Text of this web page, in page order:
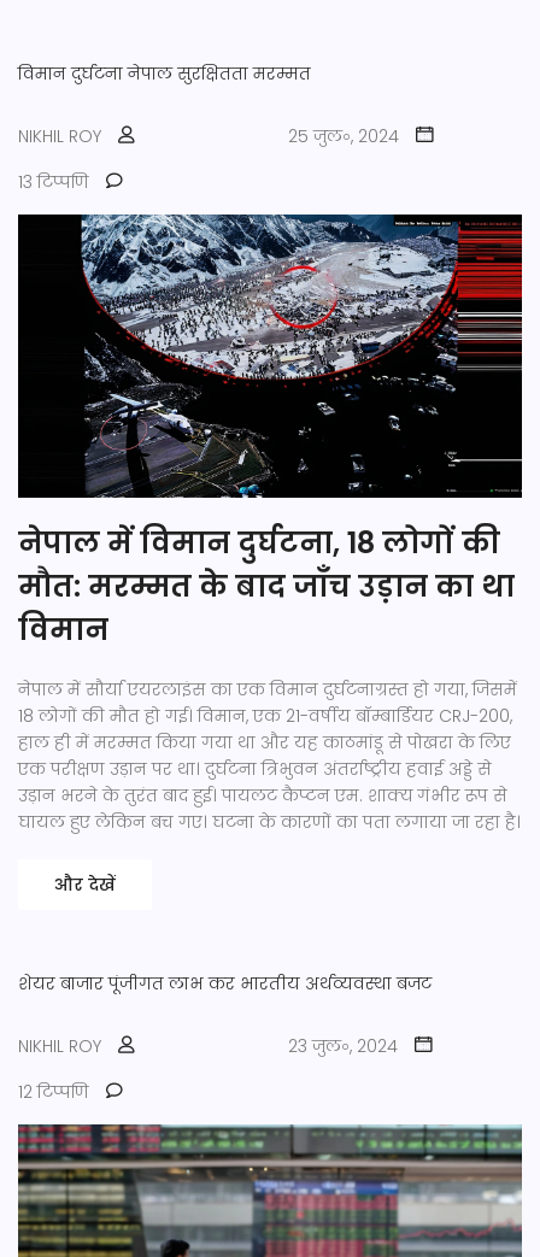
विमान दुर्घटना नेपाल सुरक्षितता मरम्मत
NIKHIL ROY
25 जुल॰, 2024
13 टिप्पणि
नेपाल में विमान दुर्घटना, 18 लोगों की
मौत: मरम्मत के बाद जाँच उड़ान का था
विमान
नेपाल में सौर्या एयरलाइंस का एक विमान दुर्घटनाग्रस्त हो गया, जिसमें
18 लोगों की मौत हो गई। विमान, एक 21-वर्षीय बॉम्बार्डियर CRJ-200,
हाल ही में मरम्मत किया गया था और यह काठमांडू से पोखरा के लिए
एक परीक्षण उड़ान पर था। दुर्घटना त्रिभुवन अंतर्राष्ट्रीय हवाई अड्डे से
उड़ान भरने के तुरंत बाद हुई। पायलट कैप्टन एम. शाक्य गंभीर रूप से
घायल हुए लेकिन बच गए। घटना के कारणों का पता लगाया जा रहा है।
और देखें
शेयर बाजार पूंजीगत लाभ कर भारतीय अर्थव्यवस्था बजट
NIKHIL ROY
23 जुल॰, 2024
12 टिप्पणि